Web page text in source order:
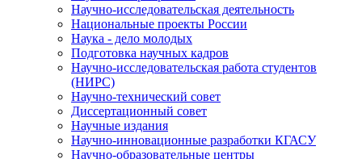
Научно-исследовательская деятельность
Национальные проекты России
Наука - дело молодых
Подготовка научных кадров
Научно-исследовательская работа студентов
(НИРС)
Научно-технический совет
Диссертационный совет
Научные издания
Научно-инновационные разработки КГАСУ
Научно-образовательные центры